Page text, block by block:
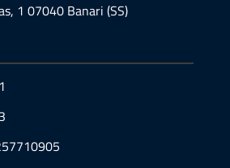
1 07040 Banari (SS)